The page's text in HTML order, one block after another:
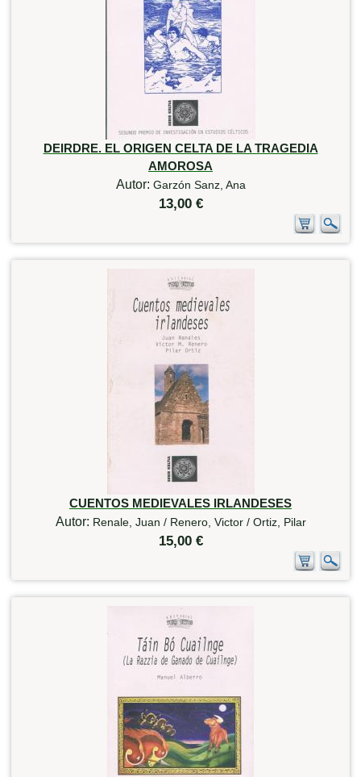
DEIRDRE. EL ORIGEN CELTA DE LA TRAGEDIA
AMOROSA
Autor: Garzón Sanz, Ana
13,00 €
CUENTOS MEDIEVALES IRLANDESES
Autor: Renale, Juan / Renero, Victor / Ortiz, Pilar
15,00 €